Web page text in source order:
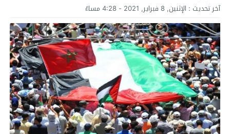
آخر تحديث : الإثنين, 8 فبراير, 2021 - 4:28 مساءً